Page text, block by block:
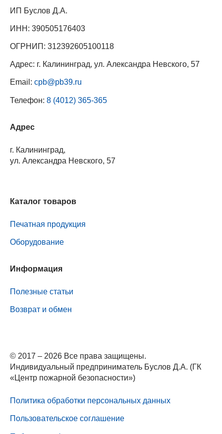
ИП Буслов Д.А.
ИНН: 390505176403
ОГРНИП: 312392605100118
Адрес: г. Калининград, ул. Александра Невского, 57
Email: cpb@pb39.ru
Телефон: 8 (4012) 365-365
Адрес
г. Калининград,
ул. Александра Невского, 57
Каталог товаров
Печатная продукция
Оборудование
Информация
Полезные статьи
Возврат и обмен
© 2017 – 2026 Все права защищены.
Индивидуальный предприниматель Буслов Д.А. (ГК
«Центр пожарной безопасности»)
Политика обработки персональных данных
Пользовательское соглашение